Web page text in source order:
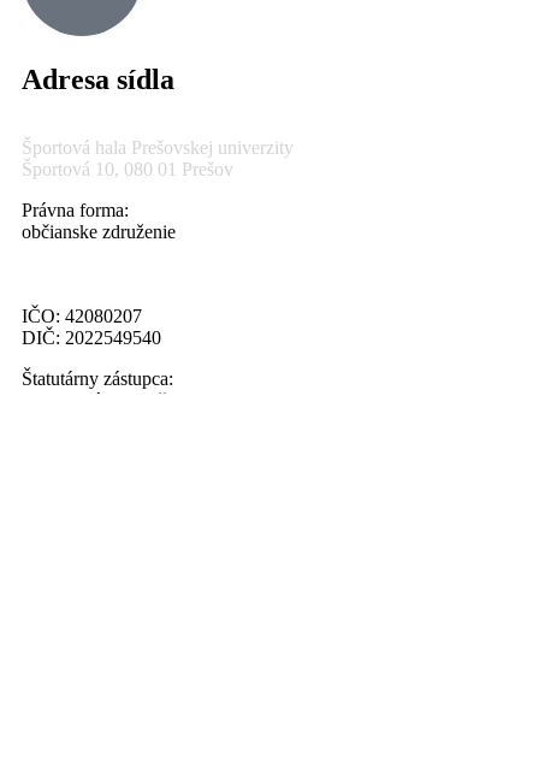
Adresa sídla
Športová hala Prešovskej univerzity
Športová 10, 080 01 Prešov
Právna forma:
občianske združenie
IČO: 42080207
DIČ: 2022549540
Štatutárny zástupca:
Ing. Marián Palenčar